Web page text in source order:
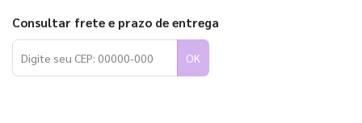
Consultar frete e prazo de entrega
OK